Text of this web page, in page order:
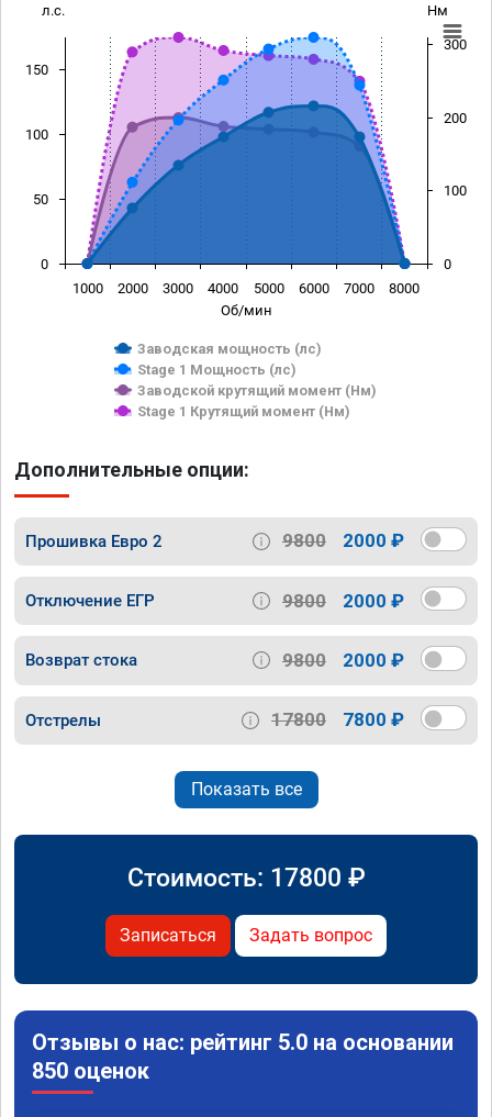
Об/мин
л.с. Нм
Заводская мощность (лс)
Stage 1 Мощность (лс)
Заводской крутящий момент (Нм)
Stage 1 Крутящий момент (Нм)
1000 2000 3000 4000 5000 6000 7000 8000
0
50
100
150
0
100
200
300
Дополнительные опции:
Прошивка Евро 2 9800 2000 ₽
Отключение ЕГР 9800 2000 ₽
Возврат стока 9800 2000 ₽
Отстрелы 17800 7800 ₽
Показать все
Стоимость: 17800 ₽
Записаться Задать вопрос
Отзывы о нас: рейтинг 5.0 на основании
850 оценок